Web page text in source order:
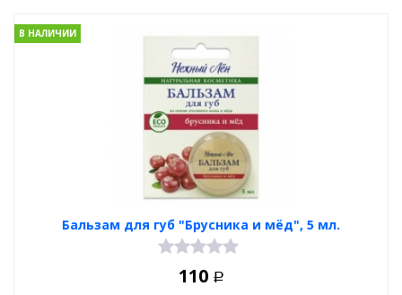
Бальзам для губ "Брусника и мёд", 5 мл.
В НАЛИЧИИ
110 Р